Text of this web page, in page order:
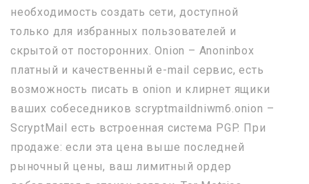
необходимость создать сети, доступной
только для избранных пользователей и
скрытой от посторонних. Onion – Anoninbox
платный и качественный e-mail сервис, есть
возможность писать в onion и клирнет ящики
ваших собеседников scryptmaildniwm6.onion –
ScryptMail есть встроенная система PGP. При
продаже: если эта цена выше последней
рыночный цены, ваш лимитный ордер